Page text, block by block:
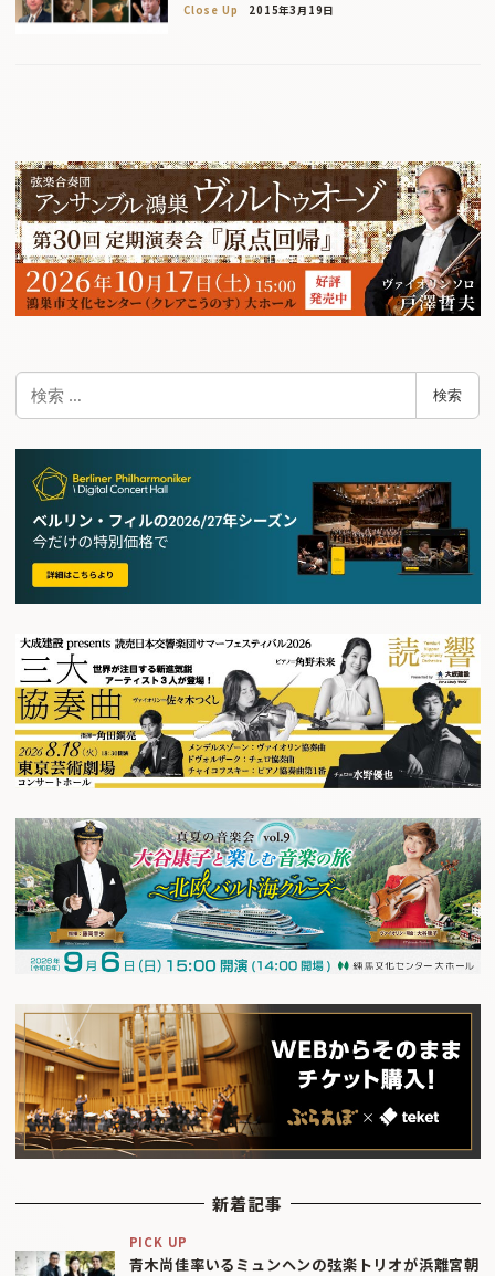
Close Up 2015年3月19日
検索
新着記事
PICK UP
青木尚佳率いるミュンヘンの弦楽トリオが浜離宮朝